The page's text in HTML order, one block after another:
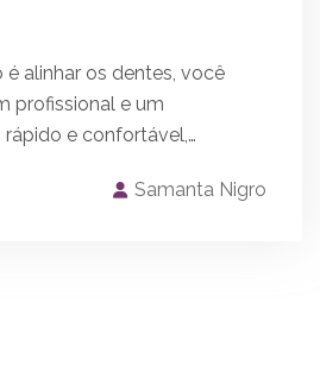
alinhar os dentes, você
profissional e um
e confortável,…
Samanta Nigro